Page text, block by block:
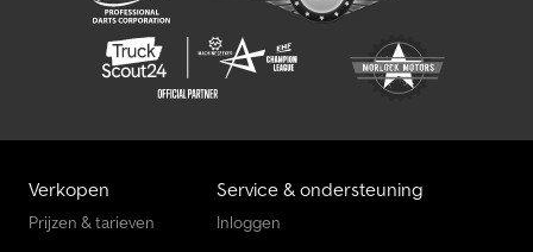
Verkopen
Prijzen & tarieven
Service & ondersteuning
Inloggen